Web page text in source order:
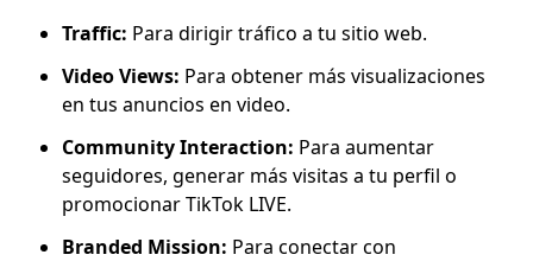
Traffic: Para dirigir tráfico a tu sitio web.
Video Views: Para obtener más visualizaciones
en tus anuncios en video.
Community Interaction: Para aumentar
seguidores, generar más visitas a tu perfil o
promocionar TikTok LIVE.
Branded Mission: Para conectar con